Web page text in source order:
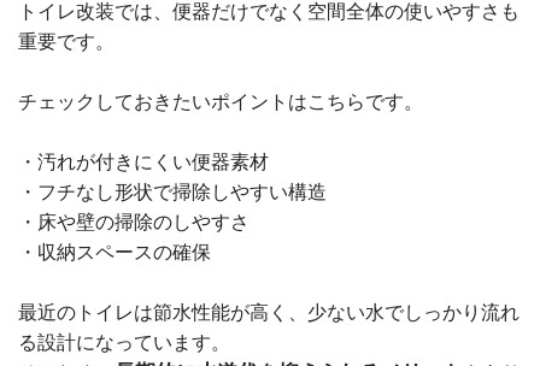
トイレ改装では、便器だけでなく空間全体の使いやすさも
重要です。
チェックしておきたいポイントはこちらです。
・汚れが付きにくい便器素材
・フチなし形状で掃除しやすい構造
・床や壁の掃除のしやすさ
・収納スペースの確保
最近のトイレは節水性能が高く、少ない水でしっかり流れ
る設計になっています。